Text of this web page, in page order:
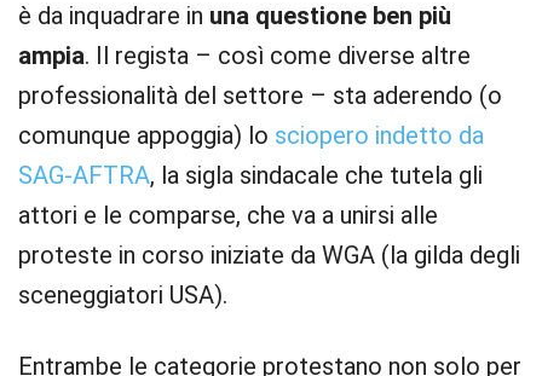
è da inquadrare in una questione ben più
ampia. Il regista – così come diverse altre
professionalità del settore – sta aderendo (o
comunque appoggia) lo sciopero indetto da
SAG-AFTRA, la sigla sindacale che tutela gli
attori e le comparse, che va a unirsi alle
proteste in corso iniziate da WGA (la gilda degli
sceneggiatori USA).
Entrambe le categorie protestano non solo per